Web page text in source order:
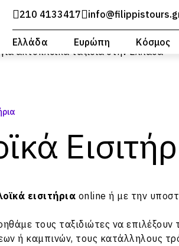
210 4133417
Ελλάδα Ευρώπη Κόσμος
εισιτήρια online ή με την
τους ταξιδιώτες να επιλέξουν
ή καμπινών, τους κατάλληλους